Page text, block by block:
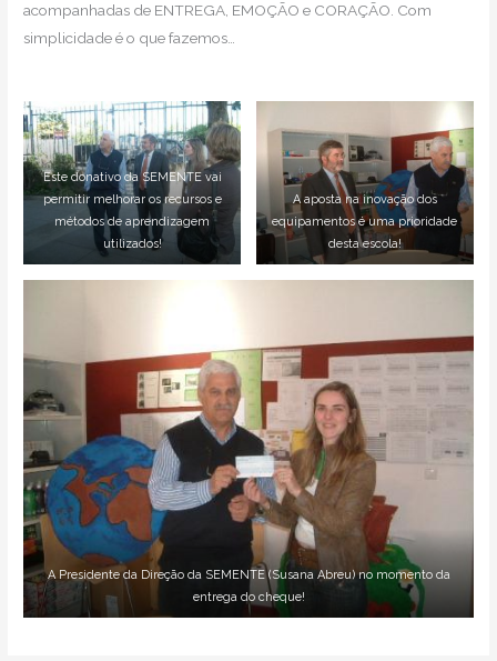
acompanhadas de ENTREGA, EMOÇÃO e CORAÇÃO. Com
simplicidade é o que fazemos…
Este donativo da SEMENTE vai
permitir melhorar os recursos e
métodos de aprendizagem
utilizados!
A aposta na inovação dos
equipamentos é uma prioridade
desta escola!
A Presidente da Direção da SEMENTE (Susana Abreu) no momento da
entrega do cheque!